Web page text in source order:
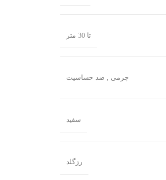
تا 30 متر
چرمی ضد‌ حساسیت
سفید
رزگلد